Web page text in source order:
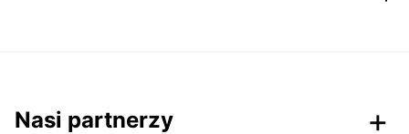
Nasi partnerzy